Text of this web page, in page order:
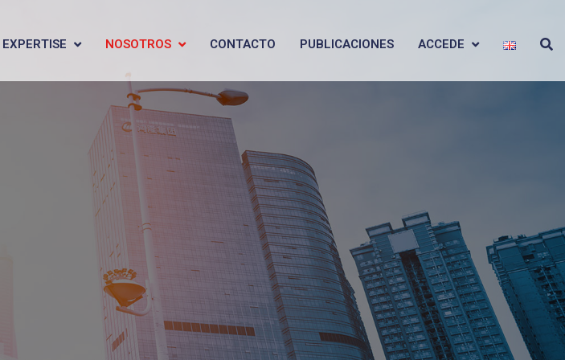
EXPERTISE NOSOTROS CONTACTO PUBLICACIONES ACCEDE